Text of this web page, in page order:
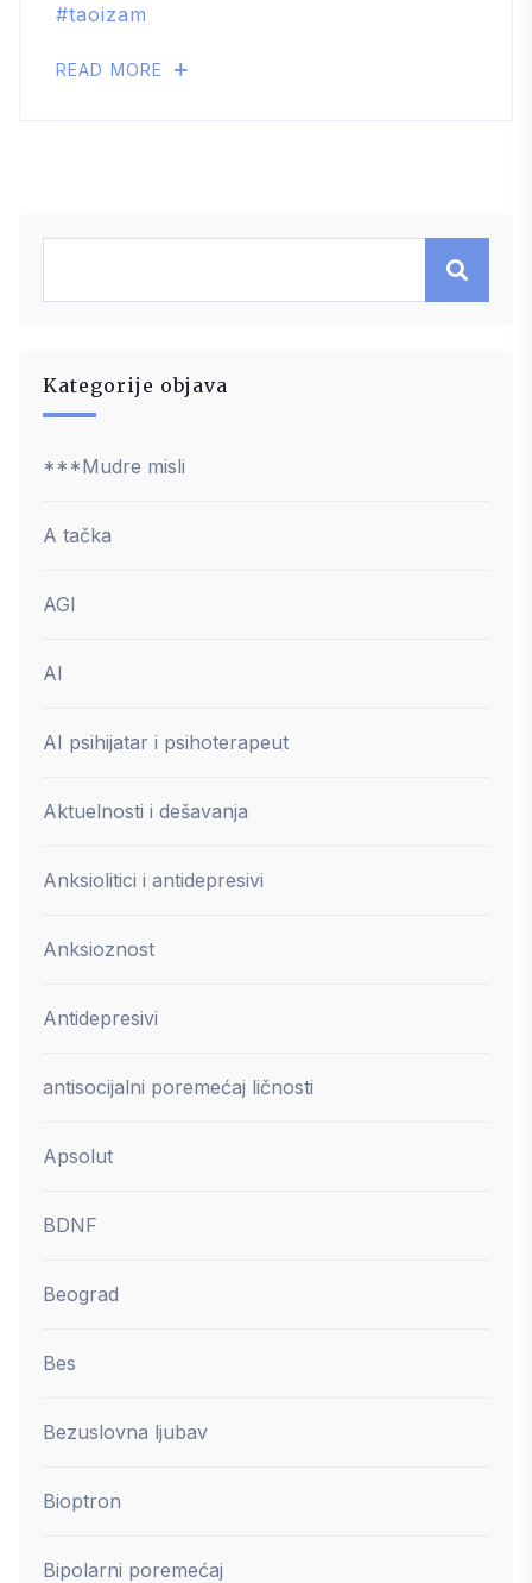
taoizam
READ MORE
Kategorije objava
***Mudre misli
A tačka
AGI
AI
AI psihijatar i psihoterapeut
Aktuelnosti i dešavanja
Anksiolitici i antidepresivi
Anksioznost
Antidepresivi
antisocijalni poremećaj ličnosti
Apsolut
BDNF
Beograd
Bes
Bezuslovna ljubav
Bioptron
Bipolarni poremećaj